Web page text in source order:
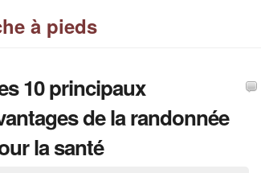
à pieds
10 principaux
de la randonnée
la santé